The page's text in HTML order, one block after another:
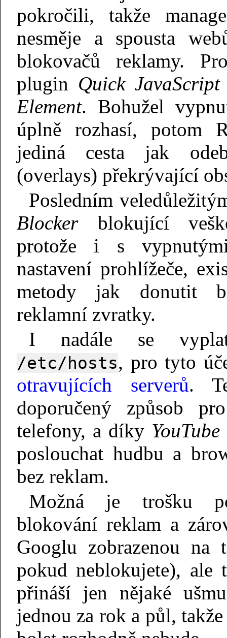
pokročili, takže
nesměje a spousta
blokovačů reklamy.
plugin Quick JavaScript
Element. Bohužel
úplně rozhasí, potom
jediná cesta jak
(overlays) překrývající
Posledním
Blockerblokující
protože i s
nastavení prohlížeče,
metody jak donutit
reklamní zvratky.
I nadále se
/etc/hosts, pro tyto
otravujících serverů.
doporučený způsob
telefony, a díky
poslouchat hudbu a
bez reklam.
Možná je trošku
blokování reklam a
Googlu zobrazenou na
pokud neblokujete), ale
přináší jen nějaké
jednou za rok a půl,